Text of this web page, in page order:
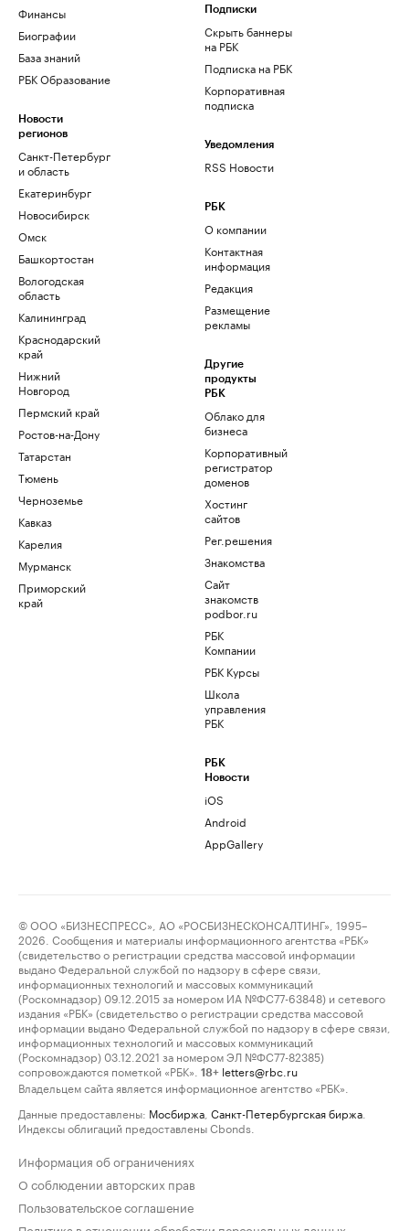
Финансы
Биографии
База знаний
РБК Образование
Новости
регионов
Санкт-Петербург
и область
Екатеринбург
Новосибирск
Омск
Башкортостан
Вологодская
область
Калининград
Краснодарский
край
Нижний
Новгород
Пермский край
Ростов-на-Дону
Татарстан
Тюмень
Черноземье
Кавказ
Карелия
Мурманск
Приморский
край
Подписки
Скрыть баннеры
на РБК
Подписка на РБК
Корпоративная
подписка
Уведомления
RSS Новости
РБК
О компании
Контактная
информация
Редакция
Размещение
рекламы
Другие
продукты
РБК
Облако для
бизнеса
Корпоративный
регистратор
доменов
Хостинг
сайтов
Рег.решения
Знакомства
Сайт
знакомств
podbor.ru
РБК
Компании
РБК Курсы
Школа
управления
РБК
РБК
Новости
iOS
Android
AppGallery
© ООО «БИЗНЕСПРЕСС», АО «РОСБИЗНЕСКОНСАЛТИНГ», 1995–
2026. Сообщения и материалы информационного агентства «РБК»
(свидетельство о регистрации средства массовой информации
выдано Федеральной службой по надзору в сфере связи,
информационных технологий и массовых коммуникаций
(Роскомнадзор) 09.12.2015 за номером ИА №ФС77-63848) и сетевого
издания «РБК» (свидетельство о регистрации средства массовой
информации выдано Федеральной службой по надзору в сфере связи,
информационных технологий и массовых коммуникаций
(Роскомнадзор) 03.12.2021 за номером ЭЛ №ФС77-82385)
сопровождаются пометкой «РБК».
18+ letters@rbc.ru
Владельцем сайта является информационное агентство «РБК».
Данные предоставлены: Мосбиржа Санкт-Петербургская биржа
Индексы облигаций предоставлены Cbonds.
Информация об ограничениях
О соблюдении авторских прав
Пользовательское соглашение